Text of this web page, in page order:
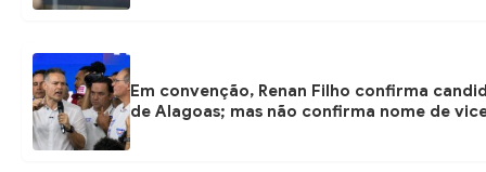
Em convenção, Renan Filho confirma
de Alagoas; mas não confirma nome de